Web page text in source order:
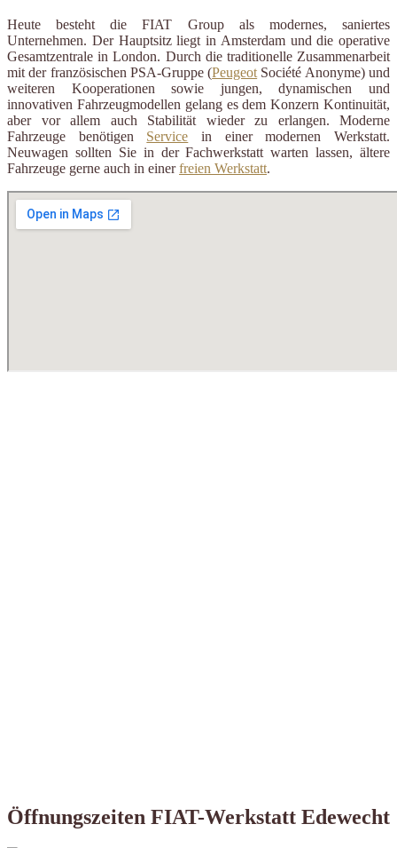
Heute besteht die FIAT Group als modernes, saniertes
Unternehmen. Der Hauptsitz liegt in Amsterdam und die operative
Gesamtzentrale in London. Durch die traditionelle Zusammenarbeit
mit der französischen PSA-Gruppe (PeugeotSociété Anonyme) und
weiteren Kooperationen sowie jungen, dynamischen und
innovativen Fahrzeugmodellen gelang es dem Konzern Kontinuität,
aber vor allem auch Stabilität wieder zu erlangen. Moderne
Fahrzeuge benötigen Service in einer modernen Werkstatt.
Neuwagen sollten Sie in der Fachwerkstatt warten lassen, ältere
Fahrzeuge gerne auch in einerfreien Werkstatt.
Öffnungszeiten FIAT-Werkstatt Edewecht